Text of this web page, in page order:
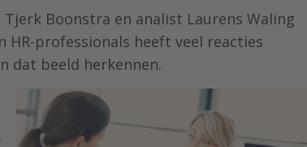
Tjerk Boonstra en analist Laurens Waling
professionals heeft veel reacties
dat beeld herkennen.